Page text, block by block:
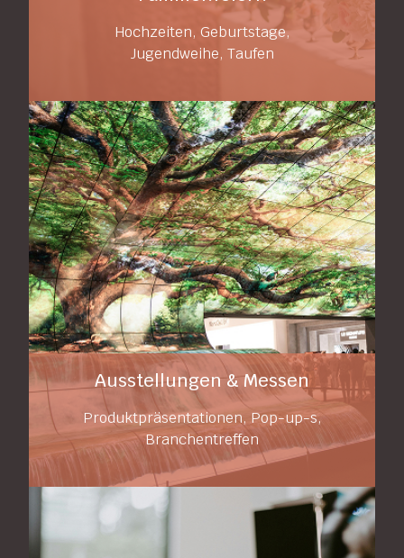
Hochzeiten, Geburtstage,
Jugendweihe, Taufen
Ausstellungen & Messen
Produktpräsentationen, Pop-up-s,
Branchentreffen